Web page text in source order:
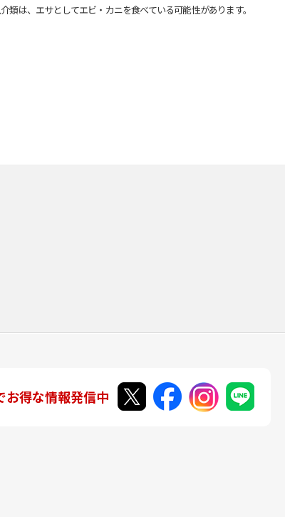
は、エサとしてエビ・カニを食べている可能性があります。
お得な情報発信中